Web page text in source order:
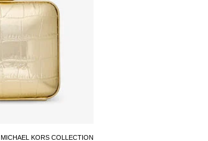
MICHAEL KORS COLLECTION